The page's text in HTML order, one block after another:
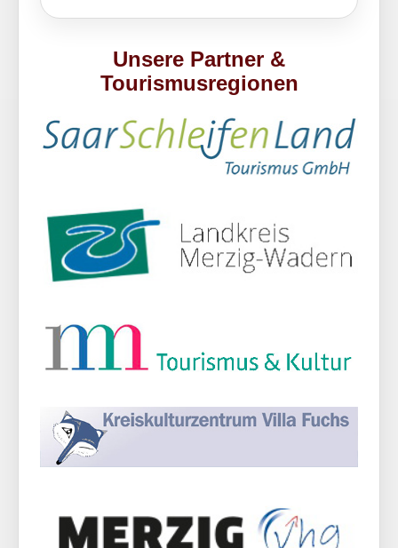
Unsere Partner &
Tourismusregionen